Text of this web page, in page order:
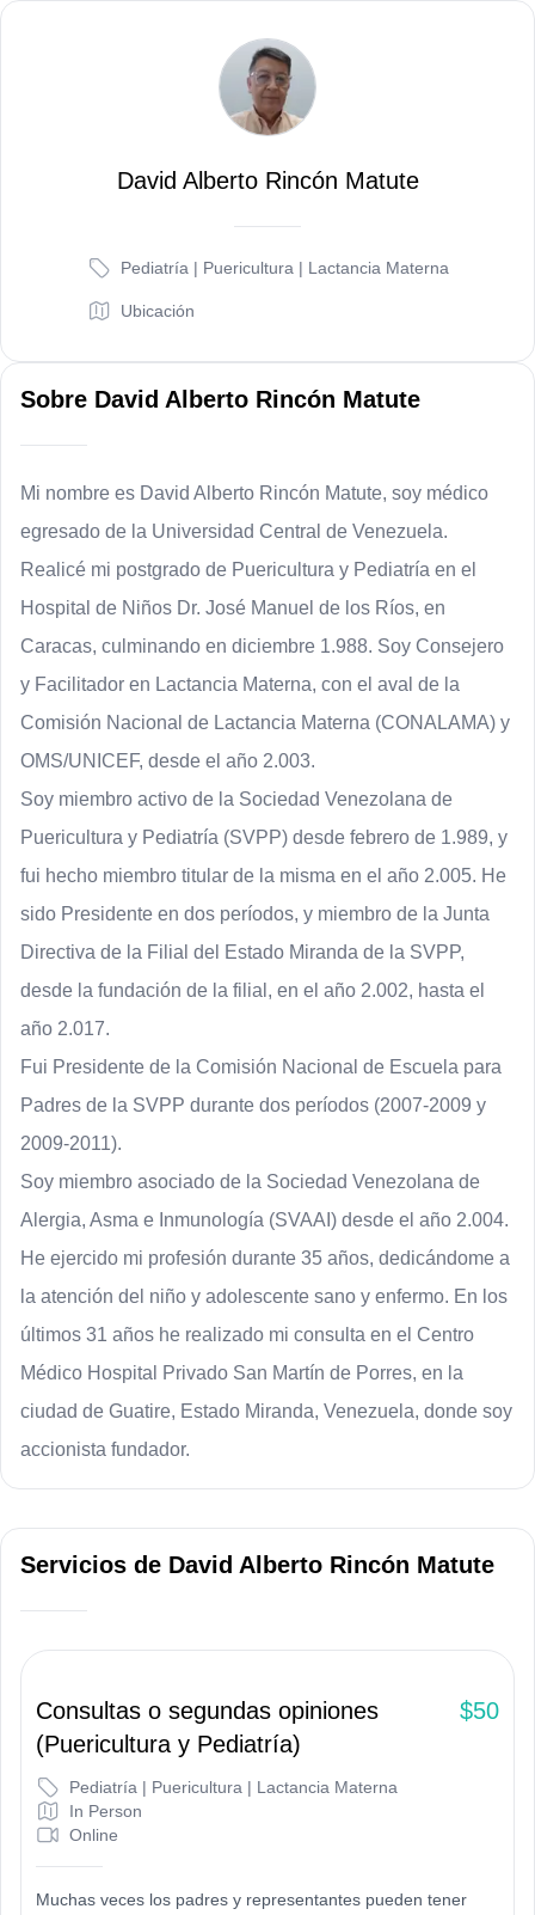
D
David Alberto Rincón Matute
Pediatría | Puericultura | Lactancia Materna
Ubicación
Sobre David Alberto Rincón Matute
Mi nombre es David Alberto Rincón Matute, soy médico
egresado de la Universidad Central de Venezuela.
Realicé mi postgrado de Puericultura y Pediatría en el
Hospital de Niños Dr. José Manuel de los Ríos, en
Caracas, culminando en diciembre 1.988. Soy Consejero
y Facilitador en Lactancia Materna, con el aval de la
Comisión Nacional de Lactancia Materna (CONALAMA) y
OMS/UNICEF, desde el año 2.003.
Soy miembro activo de la Sociedad Venezolana de
Puericultura y Pediatría (SVPP) desde febrero de 1.989, y
fui hecho miembro titular de la misma en el año 2.005. He
sido Presidente en dos períodos, y miembro de la Junta
Directiva de la Filial del Estado Miranda de la SVPP,
desde la fundación de la filial, en el año 2.002, hasta el
año 2.017.
Fui Presidente de la Comisión Nacional de Escuela para
Padres de la SVPP durante dos períodos (2007-2009 y
2009-2011).
Soy miembro asociado de la Sociedad Venezolana de
Alergia, Asma e Inmunología (SVAAI) desde el año 2.004.
He ejercido mi profesión durante 35 años, dedicándome a
la atención del niño y adolescente sano y enfermo. En los
últimos 31 años he realizado mi consulta en el Centro
Médico Hospital Privado San Martín de Porres, en la
ciudad de Guatire, Estado Miranda, Venezuela, donde soy
accionista fundador.
Servicios de David Alberto Rincón Matute
Consultas o segundas opiniones
(Puericultura y Pediatría)
$50
Pediatría | Puericultura | Lactancia Materna
In Person
Online
Muchas veces los padres y representantes pueden tener